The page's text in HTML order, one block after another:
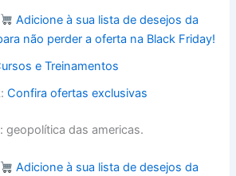
Adicione à sua lista de desejos da
não perder a oferta na Black Friday!
e Treinamentos
Confira ofertas exclusivas
geopolítica das americas.
Adicione à sua lista de desejos da